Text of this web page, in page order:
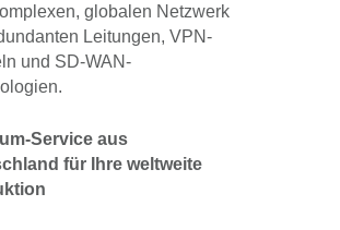
globalen Netzwerk
Leitungen, VPN-
und SD-WAN-
Service aus
für Ihre weltweite